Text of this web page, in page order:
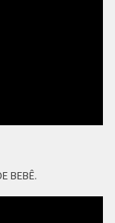
BEBÊ.